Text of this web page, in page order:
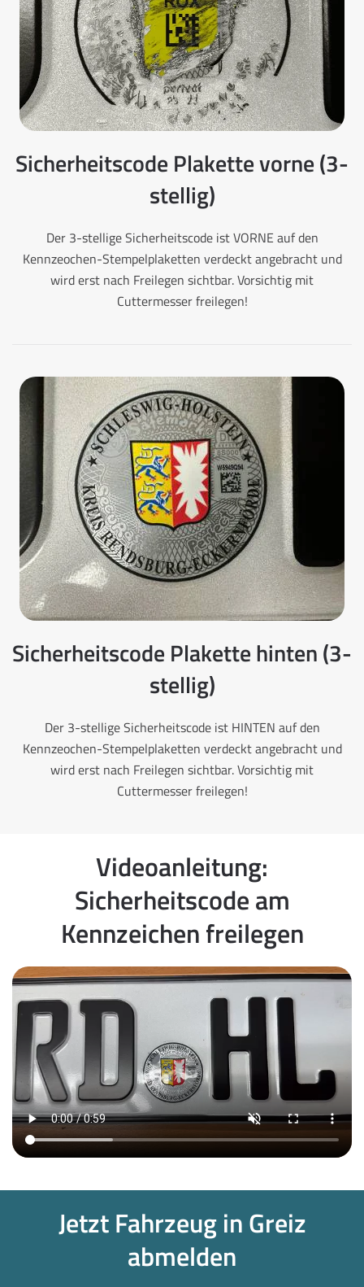
Sicherheitscode Plakette vorne (3-
stellig)
Der 3-stellige Sicherheitscode ist VORNE auf den
Kennzeochen-Stempelplaketten verdeckt angebracht und
wird erst nach Freilegen sichtbar. Vorsichtig mit
Cuttermesser freilegen!
Sicherheitscode Plakette hinten (3-
stellig)
Der 3-stellige Sicherheitscode ist HINTEN auf den
Kennzeochen-Stempelplaketten verdeckt angebracht und
wird erst nach Freilegen sichtbar. Vorsichtig mit
Cuttermesser freilegen!
Videoanleitung:
Sicherheitscode am
Kennzeichen freilegen
Jetzt Fahrzeug in Greiz
abmelden